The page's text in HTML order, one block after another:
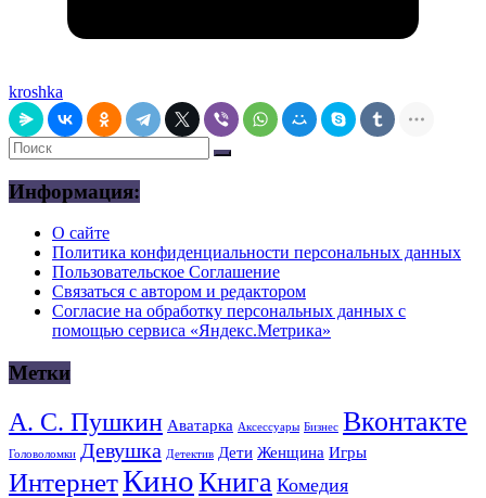
kroshka
Информация:
О сайте
Политика конфиденциальности персональных данных
Пользовательское Соглашение
Связаться с автором и редактором
Согласие на обработку персональных данных с
помощью сервиса «Яндекс.Метрика»
Метки
А. С. Пушкин Аватарка Аксессуары Бизнес Вконтакте
Головоломки Девушка Детектив Дети Женщина Игры
ИнтернетКиноКнига Комедия